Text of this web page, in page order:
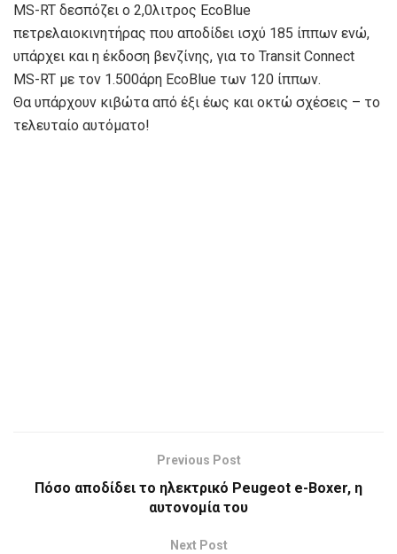
MS-RT δεσπόζει ο 2,0λιτρος EcoBlue
πετρελαιοκινητήρας που αποδίδει ισχύ 185 ίππων ενώ,
υπάρχει και η έκδοση βενζίνης, για το Transit Connect
MS-RT με τον 1.500άρη EcoBlue των 120 ίππων.
Θα υπάρχουν κιβώτα από έξι έως και οκτώ σχέσεις – το
τελευταίο αυτόματο!
Previous Post
Πόσο αποδίδει το ηλεκτρικό Peugeot e-Boxer, η
αυτονομία του
Next Post